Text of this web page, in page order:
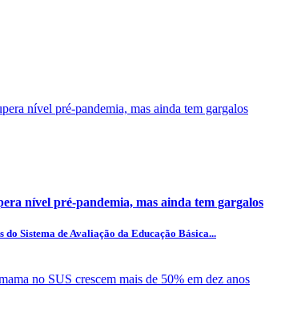
nível pré-pandemia, mas ainda tem gargalos
do Sistema de Avaliação da Educação Básica...